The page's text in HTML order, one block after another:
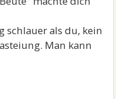
schlauer als du, kein
Man kann